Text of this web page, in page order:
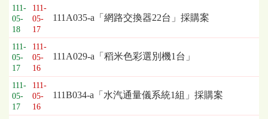
日
期、
截
標
日
期、
公
告
事
111-
05-
18
111-
05-
17
111A035-a「網路交換器22台」採購案
111-
05-
17
111-
05-
16
111A029-a「稻米色彩選別機1台」
111-
05-
17
111-
05-
16
111B034-a「水汽通量儀系統1組」採購案